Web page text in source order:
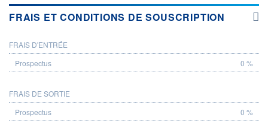
FRAIS ET CONDITIONS DE SOUSCRIPTION
PROSPECTUS
FRAIS D'ENTRÉE
0 %
FRAIS DE SORTIE
0 %